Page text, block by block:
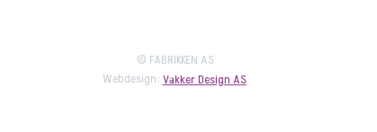
© FABRIKKEN AS
Webdesign: Vakker Design AS